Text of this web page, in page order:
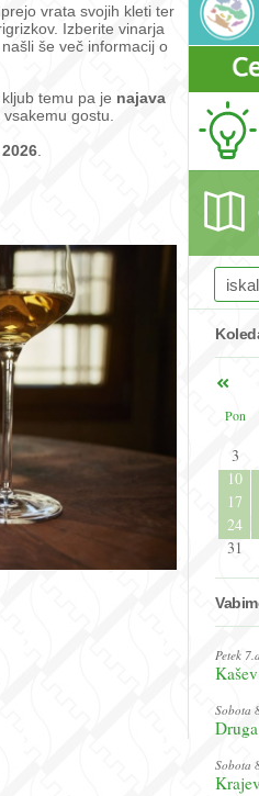
vrata svojih kleti ter
Izberite vinarja
še več informacij o
temu pa je najava
gostu.
Pon
3
10
17
24
31
Petek
Sobota
Sobota